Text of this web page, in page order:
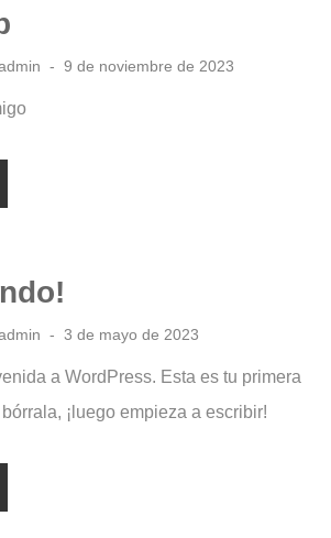
9 de noviembre de 2023
3 de mayo de 2023
a WordPress. Esta es tu primera
¡luego empieza a escribir!